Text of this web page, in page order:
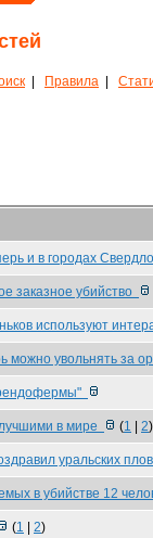
Правила
и в городах
заказное убийство
используют
можно увольнять за
в мире (1 2)
уральских
в убийстве 12
(1 2)